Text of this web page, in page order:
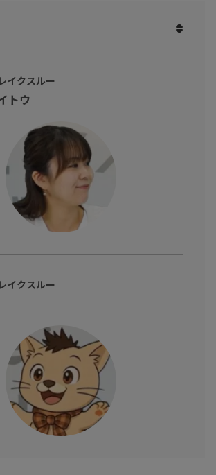
件をそのまま社宅化できる「福利厚生社宅」
給与を上げずに従業員の満足度と定着率を同
運用までを一括代行するギガプライズの支援
のネットワークを活かした「選ばれる会社」
実現する具体策を紹介します。
数、所属・肩書は撮影当時のものです
イクスルー
トウ
イクスルー